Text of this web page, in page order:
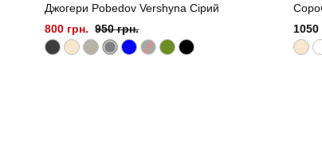
Джогери Pobedov Vershyna Сірий
800 грн. 950 грн.
1050